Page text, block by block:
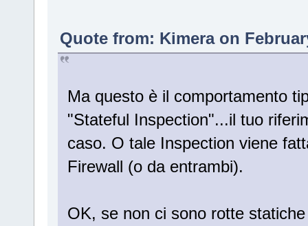
Quote from: Kimera on
Ma questo è il comportamento
"Stateful Inspection"...il tuo
caso. O tale Inspection viene
Firewall (o da entrambi).
OK, se non ci sono rotte